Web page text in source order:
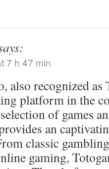
7 h 47 min
also recognized
platform in the
of games
an
classic
gaming,